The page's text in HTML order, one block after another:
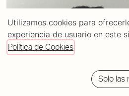
Utilizamos cookies para
experiencia de usuario en este
Política de Cookies
Solo las